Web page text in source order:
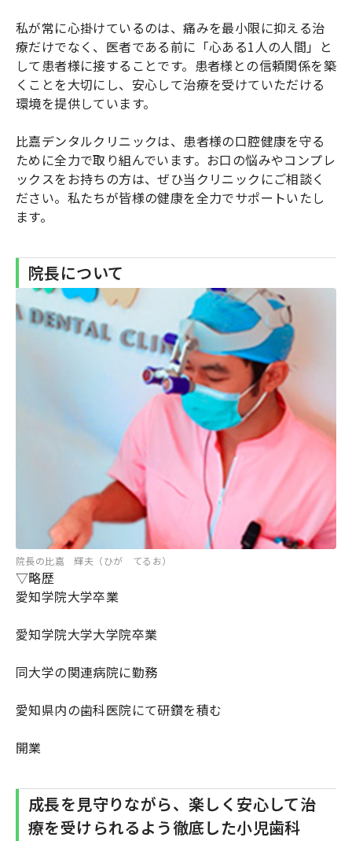
私が常に心掛けているのは、痛みを最小限に抑える治
療だけでなく、医者である前に「心ある1人の人間」と
して患者様に接することです。患者様との信頼関係を築
くことを大切にし、安心して治療を受けていただける
環境を提供しています。
比嘉デンタルクリニックは、患者様の口腔健康を守る
ために全力で取り組んでいます。お口の悩みやコンプレ
ックスをお持ちの方は、ぜひ当クリニックにご相談く
ださい。私たちが皆様の健康を全力でサポートいたし
ます。
院長について
院長の比嘉 輝夫（ひが てるお）
▽略歴
愛知学院大学卒業
愛知学院大学大学院卒業
同大学の関連病院に勤務
愛知県内の歯科医院にて研鑽を積む
開業
成長を見守りながら、楽しく安心して治
療を受けられるよう徹底した小児歯科